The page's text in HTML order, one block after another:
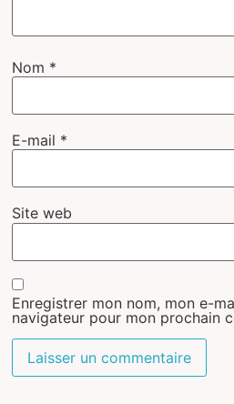
Nom *
E-mail *
Site web
Enregistrer mon nom, mon e-
navigateur pour mon prochain